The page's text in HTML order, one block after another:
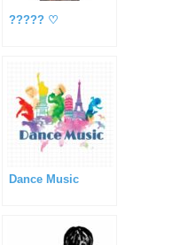
????? ♡
Dance Music